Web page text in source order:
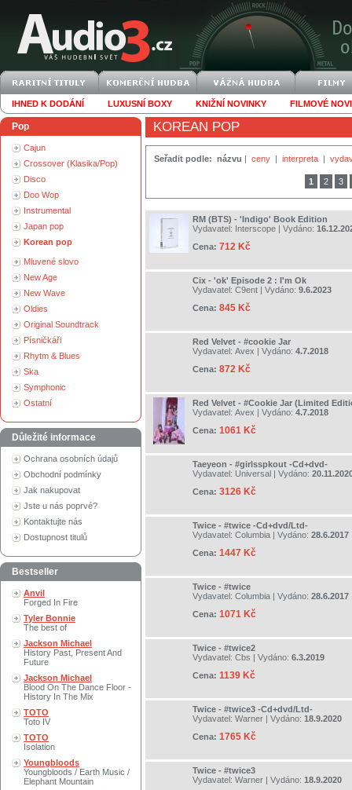
IHNED K DODÁNÍ LUXUSNÍ BOXY KNIŽNÍ NOVINKY FILMOVÉ
Pop
Cajun
Crossover (Klasika/Pop)
Disco
Doo Wop
Instrumental
Japan pop
Korean pop
Mluvené slovo
New Age
New Wave
Oldies
Original Soundtrack
Písničkáři
Rhytm & Blues
Ska
Symphonic
Ostatní
Důležité informace
Ochrana osobních údajů
Obchodní podmínky
Jak nakupovat
Jste u nás poprvé?
Kontaktujte nás
Dostupnost titulů
Bestseller
Anvil
Forged In Fire
Tyler Bonnie
The best of
Jackson Michael
History Past, Present And
Future
Jackson Michael
Blood On The Dance Floor -
History In The Mix
TOTO
Toto IV
TOTO
Isolation
Youngbloods
Youngbloods / Earth Music /
Elephant Mountain
KOREAN POP
Seřadit podle: názvu | ceny | interpreta |
1 2 3
RM (BTS) - 'Indigo' Book Edition
Vydavatel: Interscope | Vydáno:
Cena: 712 Kč
Cix - 'ok' Episode 2 : I'm Ok
Vydavatel: C9ent | Vydáno: 9.6.2023
Cena: 845 Kč
Red Velvet - #cookie Jar
Vydavatel: Avex | Vydáno: 4.7.2018
Cena: 872 Kč
Red Velvet - #Cookie Jar (Limited
Vydavatel: Avex | Vydáno: 4.7.2018
Cena: 1061 Kč
Taeyeon - #girlsspkout -Cd+dvd-
Vydavatel: Universal | Vydáno:
Cena: 3126 Kč
Twice - #twice -Cd+dvd/Ltd-
Vydavatel: Columbia | Vydáno: 28.6.2017
Cena: 1447 Kč
Twice - #twice
Vydavatel: Columbia | Vydáno: 28.6.2017
Cena: 1071 Kč
Twice - #twice2
Vydavatel: Cbs | Vydáno: 6.3.2019
Cena: 1139 Kč
Twice - #twice3 -Cd+dvd/Ltd-
Vydavatel: Warner | Vydáno: 18.9.2020
Cena: 1765 Kč
Twice - #twice3
Vydavatel: Warner | Vydáno: 18.9.2020